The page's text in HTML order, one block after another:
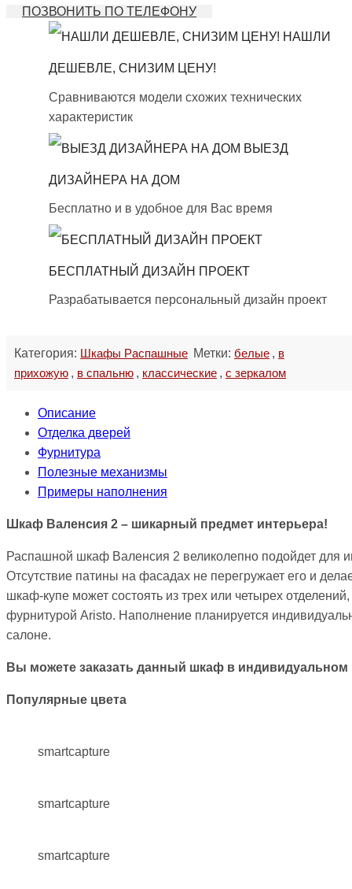
ПОЗВОНИТЬ ПО ТЕЛЕФОНУ
НАШЛИ
ДЕШЕВЛЕ, СНИЗИМ ЦЕНУ!
Сравниваются модели схожих технических
характеристик
ВЫЕЗД
ДИЗАЙНЕРА НА ДОМ
Бесплатно и в удобное для Вас время
БЕСПЛАТНЫЙ ДИЗАЙН ПРОЕКТ
Разрабатывается персональный дизайн проект
Категория: Шкафы Распашные Метки: белые , в
прихожую , в спальню , классические , с зеркалом
Описание
Отделка дверей
Фурнитура
Полезные механизмы
Примеры наполнения
Шкаф Валенсия 2 – шикарный предмет интерьера!
Распашной шкаф Валенсия 2 великолепно подойдет для
Отсутствие патины на фасадах не перегружает его и
шкаф-купе может состоять из трех или четырех
фурнитурой Aristo. Наполнение планируется
салоне.
Вы можете заказать данный шкаф в индивидуальном
Популярные цвета
smartcapture
smartcapture
smartcapture